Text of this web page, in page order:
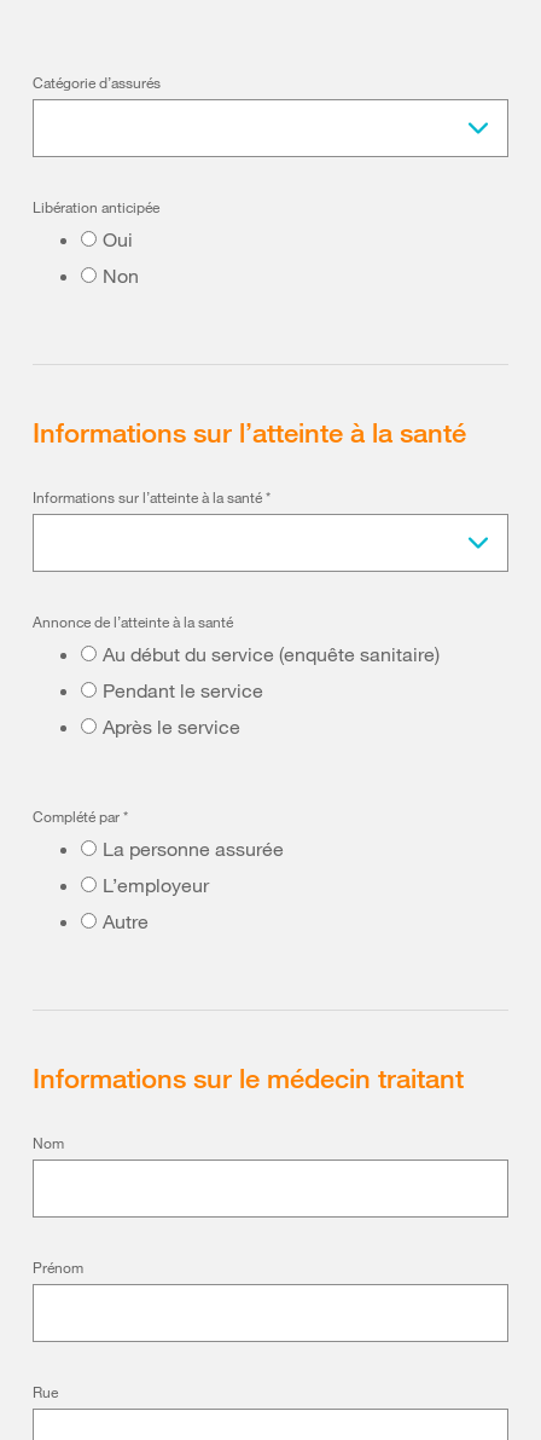
Catégorie d’assurés
Libération anticipée
Oui
Non
Informations sur l’atteinte à la santé
Informations sur l’atteinte à la santé*
Annonce de l’atteinte à la santé
Au début du service (enquête sanitaire)
Pendant le service
Après le service
Complété par*
La personne assurée
L’employeur
Autre
Informations sur le médecin traitant
Nom
Prénom
Rue